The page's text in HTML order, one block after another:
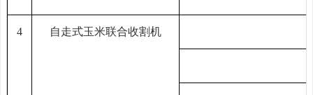
4 自走式玉米联合收割机